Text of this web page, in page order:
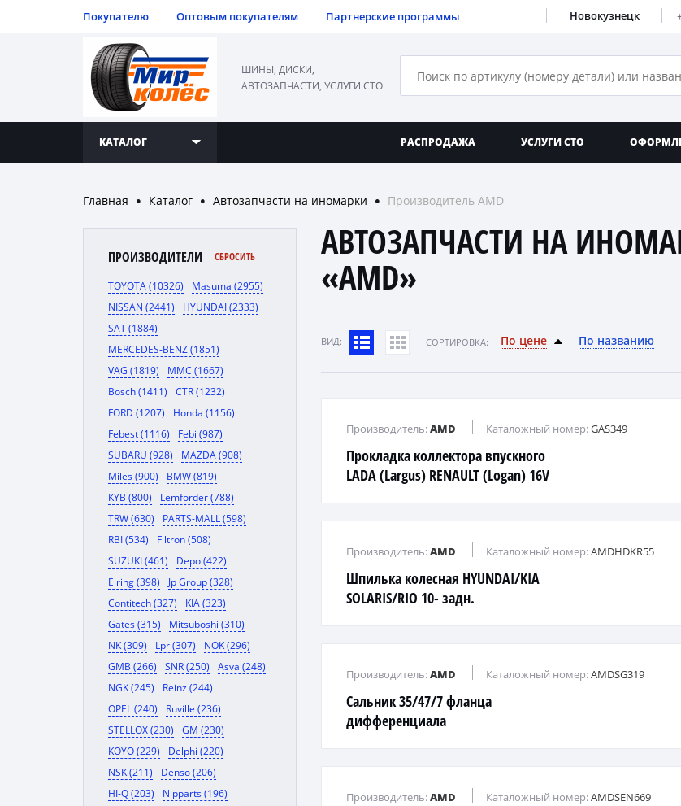
Покупателю Оптовым покупателям Партнерские программы Новокузнецк
ШИНЫ, ДИСКИ,
АВТОЗАПЧАСТИ, УСЛУГИ СТО
КАТАЛОГ РАСПРОДАЖА УСЛУГИ СТО
Главная ● Каталог ● Автозапчасти на иномарки ● Производитель AMD
ПРОИЗВОДИТЕЛИ СБРОСИТЬ
TOYOTA (10326)
Masuma (2955)
NISSAN (2441)
HYUNDAI (2333)
SAT (1884)
MERCEDES-BENZ (1851)
VAG (1819)
MMC (1667)
Bosch (1411)
CTR (1232)
FORD (1207)
Honda (1156)
Febest (1116)
Febi (987)
SUBARU (928)
MAZDA (908)
Miles (900)
BMW (819)
KYB (800)
Lemforder (788)
TRW (630)
PARTS-MALL (598)
RBI (534)
Filtron (508)
SUZUKI (461)
Depo (422)
Elring (398)
Jp Group (328)
Contitech (327)
KIA (323)
Gates (315)
Mitsuboshi (310)
NK (309)
Lpr (307)
NOK (296)
GMB (266)
SNR (250)
Asva (248)
NGK (245)
Reinz (244)
OPEL (240)
Ruville (236)
STELLOX (230)
GM (230)
KOYO (229)
Delphi (220)
NSK (211)
Denso (206)
HI-Q (203)
Nipparts (196)
АВТОЗАПЧАСТИ НА
«AMD»
ВИД: CОРТИРОВКА: По цене По названию
Прокладка коллектора впускного
LADA (Largus) RENAULT (Logan) 16V
Производитель:AMD Каталожный номер:GAS349
Шпилька колесная HYUNDAI/KIA
SOLARIS/RIO 10- задн.
Производитель:AMD Каталожный номер:AMDHDKR55
Сальник 35/47/7 фланца
дифференциала
Производитель:AMD Каталожный номер:AMDSG319
Производитель:AMD Каталожный номер:AMDSEN669